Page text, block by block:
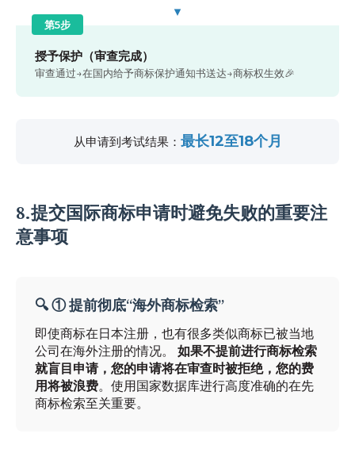
▼
第5步
授予保护（审查完成）
审查通过→在国内给予商标保护通知书送达→商标权生效🎉
从申请到考试结果： 最长12至18个月
8.提交国际商标申请时避免失败的重要注
意事项
🔍 ① 提前彻底“海外商标检索”
即使商标在日本注册，也有很多类似商标已被当地
公司在海外注册的情况。 如果不提前进行商标检索
就盲目申请，您的申请将在审查时被拒绝，您的费
用将被浪费。使用国家数据库进行高度准确的在先
商标检索至关重要。